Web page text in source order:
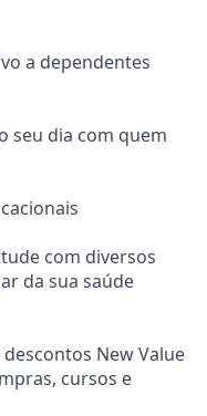
a dependentes
seu dia com quem
com diversos
da sua saúde
New Value
cursos e